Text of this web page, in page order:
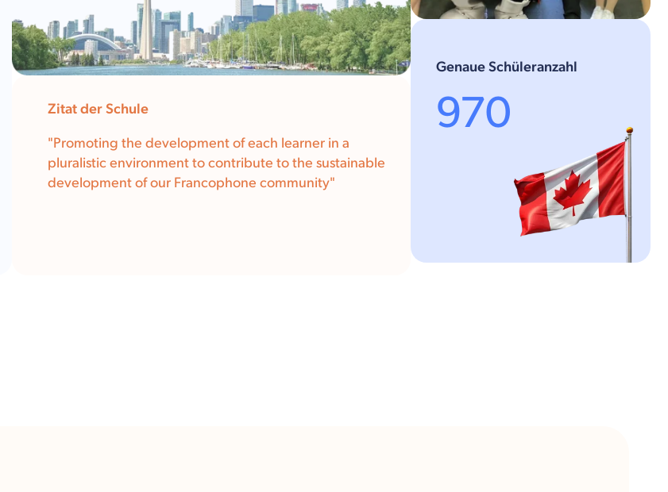
Zitat der Schule
"Promoting the development of each learner in a
pluralistic environment to contribute to the sustainable
development of our Francophone community"
Genaue Schüleranzahl
970